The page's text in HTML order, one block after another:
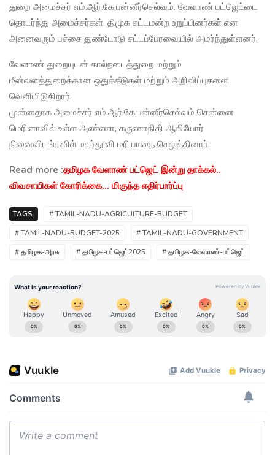
துறை அமைச்சர் எம்.ஆர்.கே.பன்னீர்செல்வம். வேளாண் பட்ஜெட்டை
தொடர்ந்து அமைச்சர்கள், திமுக சட்டமன்ற உறுப்பினர்கள் என
அனைவரும் பச்சை துண்டோடு சட்டப்பேரவையில் அமர்ந்துள்ளனர்.
வேளாண் துறையுடன் கால்நடைத்துறை மற்றும்
மீன்வளத்துறைக்கான ஒதுக்கீடுகள் மற்றும் அறிவிப்புகளை
வெளியிடுகிறார்.
முன்னதாக அமைச்சர் எம்.ஆர்.கே.பன்னீர்செல்வம் சென்னை
மெரினாவில் உள்ள அண்ணா, கருணாநிதி ஆகியோர்
நினைவிடங்களில் மலர்தூவி மரியாதை செலுத்தினார்.
Read more :தமிழக வேளாண் பட்ஜெட் இன்று தாக்கல்..
விவசாயிகள் கோரிக்கை... மிகுந்த எதிர்பார்ப்பு
TAGS:
# TAMIL-NADU-AGRICULTURE-BUDGET
# TAMIL-NADU-BUDGET-2025
# TAMIL-NADU-GOVERNMENT
# தமிழக-அரசு
# தமிழக-பட்ஜெட்2025 # தமிழக-வேளாண்-பட்ஜெட்